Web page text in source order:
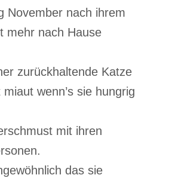
November nach ihrem
mehr nach Hause
zurückhaltende Katze
wenn’s sie hungrig
mit ihren
das sie